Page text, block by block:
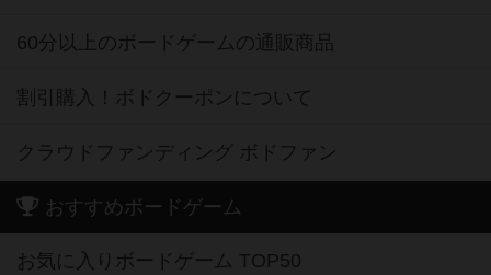
60分以上のボードゲームの通販商品
割引購入！ボドクーポンについて
クラウドファンディング ボドファン
おすすめボードゲーム
お気に入りボードゲーム TOP50